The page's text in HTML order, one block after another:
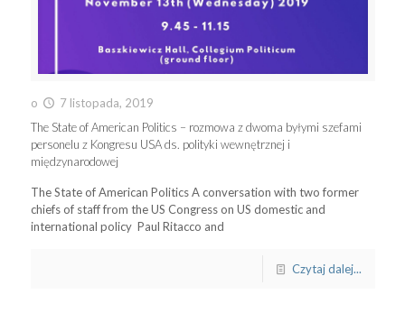
o
7 listopada, 2019
The State of American Politics – rozmowa z dwoma byłymi szefami
personelu z Kongresu USA ds. polityki wewnętrznej i
międzynarodowej
The State of American Politics A conversation with two former
chiefs of staff from the US Congress on US domestic and
international policy Paul Ritacco and
Czytaj dalej...